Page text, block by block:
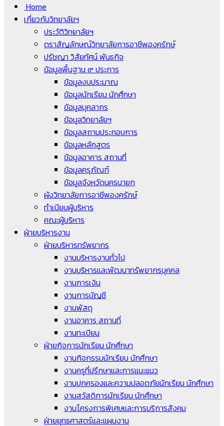
Home
เกี่ยวกับวิทยาลัยฯ
ประวัติวิทยาลัยฯ
ตราสัญลักษณ์วิทยาลัยการอาชีพองครักษ์
ปรัชญา วิสัยทัศน์ พันธกิจ
ข้อมูลพื้นฐาน ๙ ประการ
ข้อมูลงบประมาณ
ข้อมูลนักเรียน นักศึกษา
ข้อมูลบุคลากร
ข้อมูลวิทยาลัยฯ
ข้อมูลสถานประกอบการ
ข้อมูลหลักสูตร
ข้อมูลอาคาร สถานที่
ข้อมูลครุภัณฑ์
ข้อมูลจังหวัดนครนายก
ผังวิทยาลัยการอาชีพองครักษ์
ทำเนียบผู้บริหาร
คณะผู้บริหาร
ฝ่ายบริหารงาน
ฝ่ายบริหารทรัพยากร
งานบริหารงานทั่วไป
งานบริหารและพัฒนาทรัพยากรบุคคล
งานการเงิน
งานการบัญชี
งานพัสดุ
งานอาคาร สถานที่
งานทะเบียน
ฝ่ายกิจการนักเรียน นักศึกษา
งานกิจกรรมนักเรียน นักศึกษา
งานครูที่ปรึกษาและการแนะแนว
งานปกครองและความปลอดภัยนักเรียน นักศึกษา
งานสวัสดิการนักเรียน นักศึกษา
งานโครงการพิเศษและการบริการสังคม
ฝ่ายยุทธศาสตร์และแผนงาน